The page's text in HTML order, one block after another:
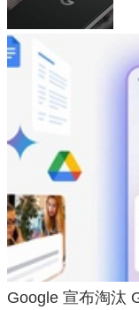
Google 宣布淘汰